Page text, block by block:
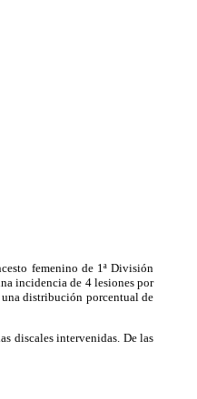
femenino de 1ª División
incidencia de 4 lesiones por
distribución porcentual de
discales intervenidas. De las